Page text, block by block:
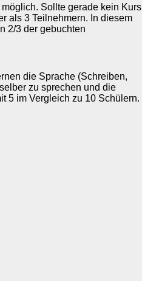
Sollte gerade kein Kurs
als 3 Teilnehmern. In diesem
2/3 der gebuchten
die Sprache (Schreiben,
zu sprechen und die
5 im Vergleich zu 10 Schülern.